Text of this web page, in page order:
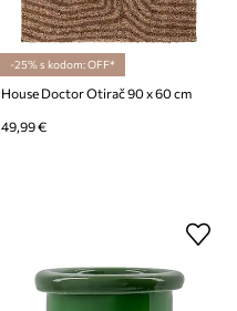
-25% s kodom: OFF*
House Doctor Otirač 90 x 60 cm
49,99 €